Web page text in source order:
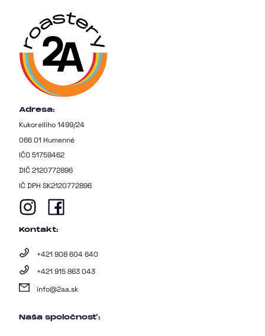
Adresa:
Kukorelliho 1499/24
066 01 Humenné
IČO 51759462
DIČ 2120772896
IČ DPH SK2120772896
Kontakt:
+421 908 604 640
+421 915 863 043
info@2aa.sk
Naša spoločnosť: